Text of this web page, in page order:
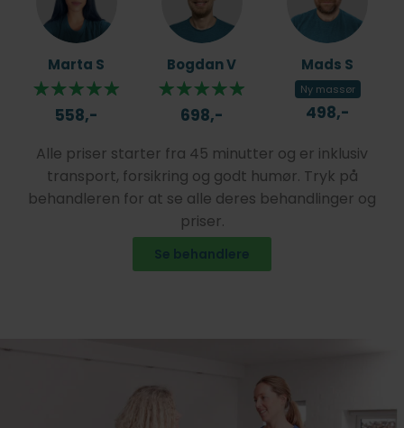
Marta S
558,-
Bogdan V
698,-
Mads S
Ny massør
498,-
Alle priser starter fra 45 minutter og er inklusiv
transport, forsikring og godt humør. Tryk på
behandleren for at se alle deres behandlinger og
priser.
Se behandlere